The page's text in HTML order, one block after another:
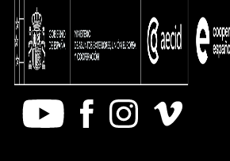
Youtube FacebookInstagram
Vimeo